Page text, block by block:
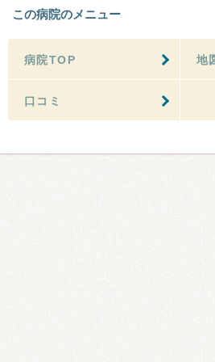
この病院のメニュー
病院TOP 地
口コミ